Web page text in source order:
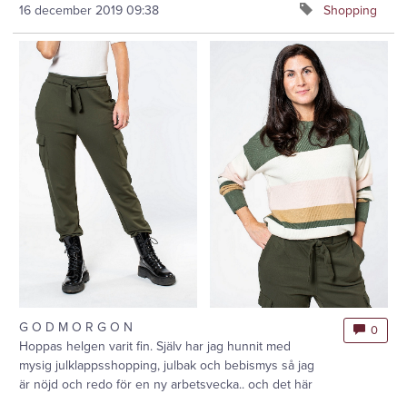
16 december 2019 09:38 Shopping
G O D M O R G O N
Hoppas helgen varit fin. Själv har jag hunnit med
mysig julklappsshopping, julbak och bebismys så jag
är nöjd och redo för en ny arbetsvecka.. och det här
0